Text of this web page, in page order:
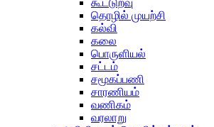
கூட்டுறவு
தொழில் முயற்சி
கல்வி
கலை
பொருளியல்
சட்டம்
சமூகப்பணி
சாரணியம்
வணிகம்
வரலாறு